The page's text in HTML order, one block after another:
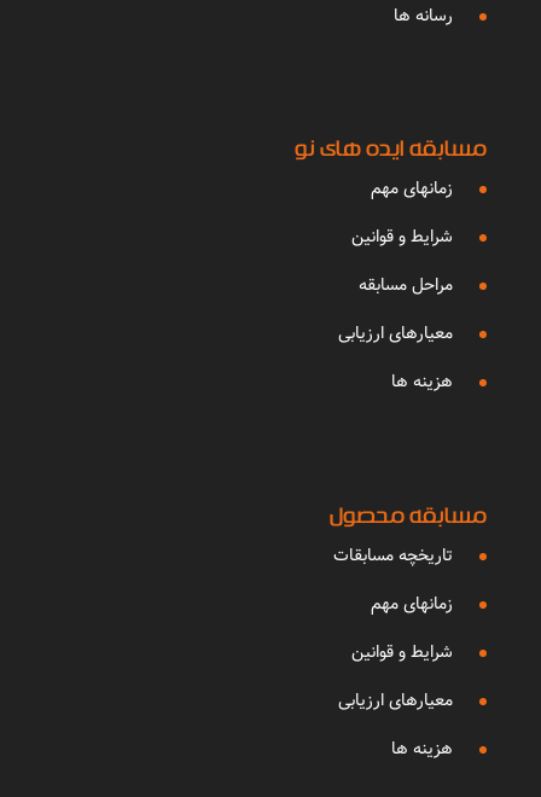
رسانه ها
مسابقه ایده های نو
زمانهای مهم
شرایط و قوانین
مراحل مسابقه
معیارهای ارزیابی
هزینه ها
مسابقه محصول
تاریخچه مسابقات
زمانهای مهم
شرایط و قوانین
معیارهای ارزیابی
هزینه ها